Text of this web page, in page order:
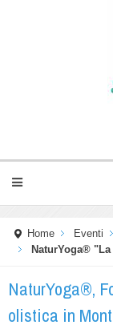
Home Eventi
NaturYoga®
NaturYoga®,
olistica in